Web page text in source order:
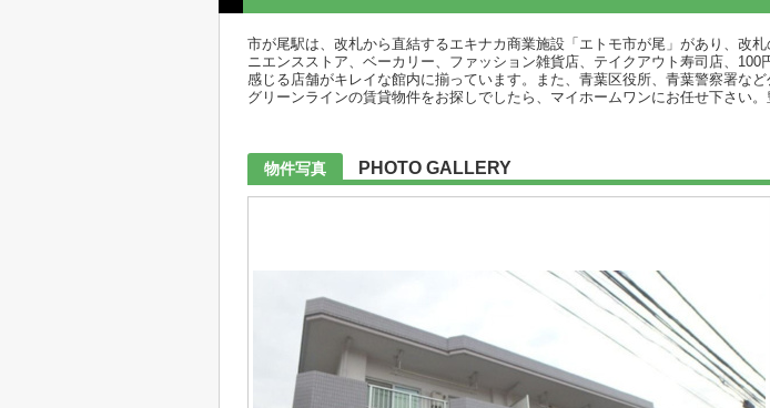
市が尾駅は、改札から直結するエキナカ商業施設「エトモ市が尾」があり、改
ニエンスストア、ベーカリー、ファッション雑貨店、テイクアウト寿司店、
感じる店舗がキレイな館内に揃っています。また、青葉区役所、青葉警察署な
グリーンラインの賃貸物件をお探しでしたら、マイホームワンにお任せ下さい
物件写真 PHOTO GALLERY